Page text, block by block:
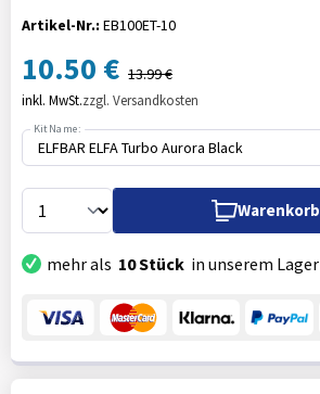
Artikel-Nr.: EB100ET-10
10.50 € 13.99 €
inkl. MwSt.zzgl. Versandkosten
Kit Name:
Warenkorb
mehr als 10 Stück in unserem Lager